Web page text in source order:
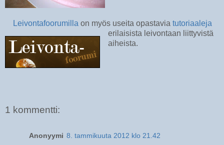
Leivontafoorumilla on myös useita opastavia tutoriaaleja
erilaisista leivontaan liittyvistä
aiheista.
1 kommentti:
Anonyymi 8. tammikuuta 2012 klo 21.42